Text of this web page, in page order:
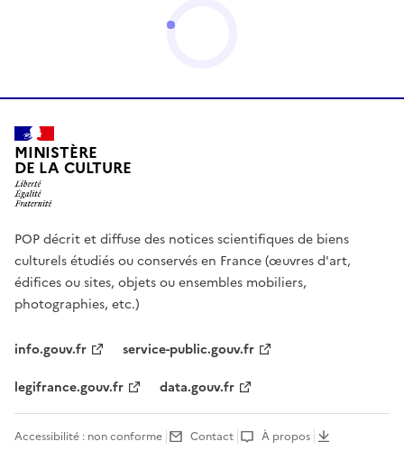
MINISTÈRE
DE LA CULTURE
POP décrit et diffuse des notices scientifiques de biens
culturels étudiés ou conservés en France (œuvres d'art,
édifices ou sites, objets ou ensembles mobiliers,
photographies, etc.)
info.gouv.fr
service-public.gouv.fr
legifrance.gouv.fr
data.gouv.fr
Accessibilité : non conforme Contact À propos